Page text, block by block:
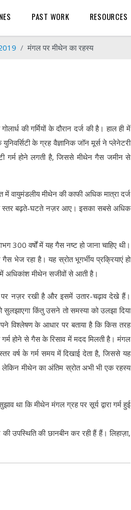
PAST WORK RESOURCES
मंगल पर मीथेन का रहस्य
की गर्मियों के दौरान दर्ज की है। हाल ही में
के ग्रह वैज्ञानिक जॉन मूर्स ने प्लेनेटरी
गर्म होने लगती है, जिससे मीथेन गैस जमीन से
वायुमंडलीय मीथेन की काफी अधिक मात्रा दर्ज
के स्तर बढ़ते-घटते नज़र आए। इसका सबसे अधिक
वर्षों में यह गैस नष्ट हो जाना चाहिए थी।
भेज रहा है। यह स्रोत भूगर्भीय प्रक्रियाएं हो
अधिकांश मीथेन सजीवों से आती है।
नज़र रखी है और इसमें उतार-चढ़ाव देखे हैं।
किंतु उसने तो समस्या को उलझा दिया
विश्लेषण के आधार पर बताया है कि किस तरह
होने से गैस के रिसाव में मदद मिलती है। मंगल
वर्ष के गर्म समय में दिखाई देता है, जिससे यह
मीथेन का अंतिम स्रोत अभी भी एक रहस्य
था कि मीथेन मंगल ग्रह पर सूर्य द्वारा गर्म हुई
उपस्थिति की छानबीन कर रही हैं हैं। लिहाज़ा,